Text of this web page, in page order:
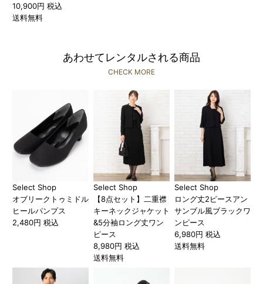
10,900円 税込
送料無料
あわせてレンタルされる商品
CHECK MORE
Select Shop
オブリークトゥミドル
ヒールパンプス
2,480円 税込
Select Shop
【8点セット】二重襟
キーネックジャケット
&5分袖ロング丈ワン
ピース
8,980円 税込
送料無料
Select Shop
ロング丈2ピースアン
サンブル風ブラックワ
ンピース
6,980円 税込
送料無料